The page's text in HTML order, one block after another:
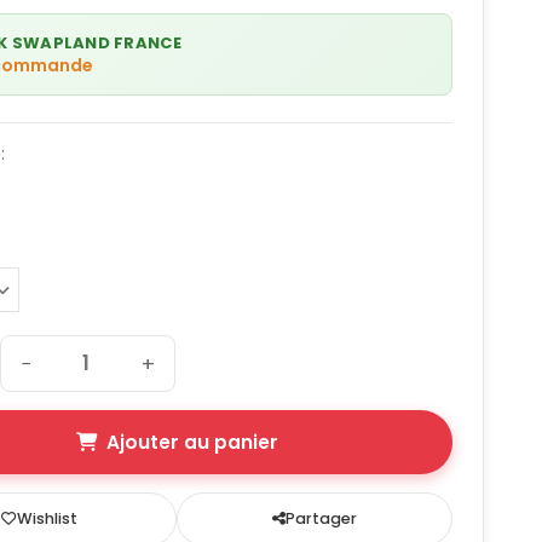
SWAPLAND FRANCE
− +
Ajouter au panier
Wishlist Partager